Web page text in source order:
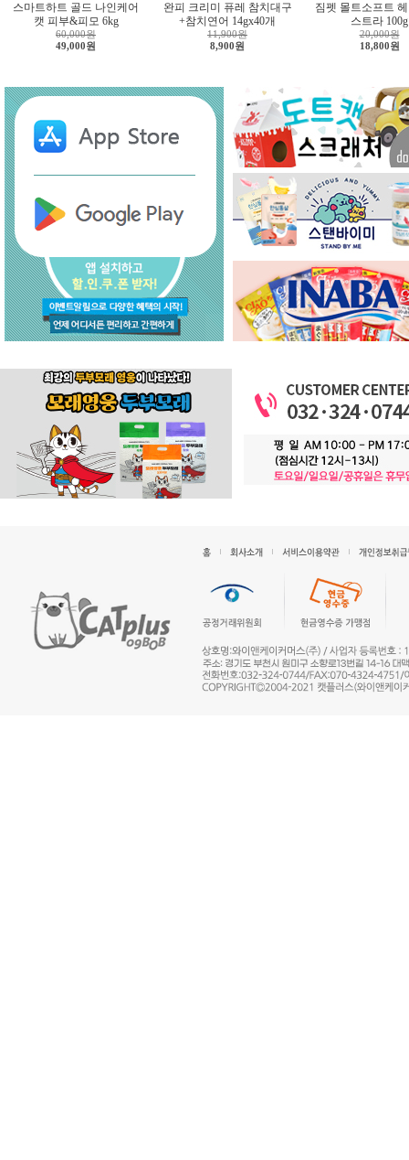
스마트하트 골드 나인케어
캣 피부&피모 6kg
60,000원
49,000원
완피 크리미 퓨레 참치대구
+참치연어 14gx40개
11,900원
8,900원
짐펫 몰트소프트
스트라 100g
20,000원
18,800원